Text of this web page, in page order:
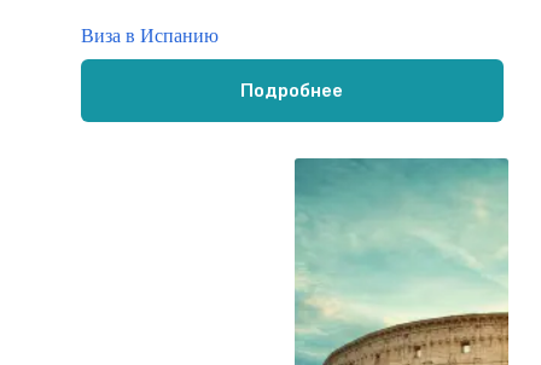
Виза в Испанию
Подробнее